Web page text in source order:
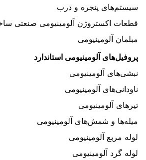
سیستم‌های پنجره و درب
قطعات اکستروژن آلومینیومی صنعتی
مبلمان آلومینیومی
پروفیل‌های آلومینیومی استاندارد
نبشی‌های آلومینیومی
ناودانی‌های آلومینیومی
تیرهای آلومینیومی
میله‌ها و شمش‌های آلومینیومی
لوله مربع آلومینیومی
لوله گرد آلومینیومی